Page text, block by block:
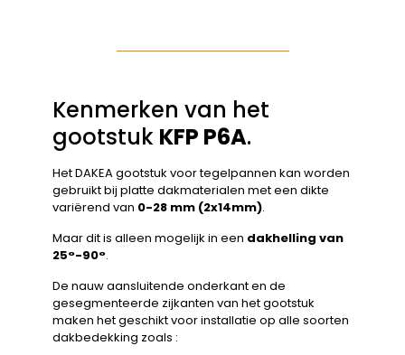
Kenmerken van het
gootstuk KFP P6A.
Het DAKEA gootstuk voor tegelpannen kan worden
gebruikt bij platte dakmaterialen met een dikte
variërend van 0-28 mm (2x14mm).
Maar dit is alleen mogelijk in een dakhelling van
25°-90°.
De nauw aansluitende onderkant en de
gesegmenteerde zijkanten van het gootstuk
maken het geschikt voor installatie op alle soorten
dakbedekking zoals :